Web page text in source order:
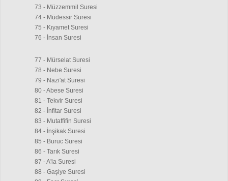
73 - Müzzemmil Suresi
74 - Müdessir Suresi
75 - Kıyamet Suresi
76 - İnsan Suresi
77 - Mürselat Suresi
78 - Nebe Suresi
79 - Nazi'at Suresi
80 - Abese Suresi
81 - Tekvir Suresi
82 - İnfitar Suresi
83 - Mutaffifin Suresi
84 - İnşikak Suresi
85 - Buruc Suresi
86 - Tarık Suresi
87 - A'la Suresi
88 - Gaşiye Suresi